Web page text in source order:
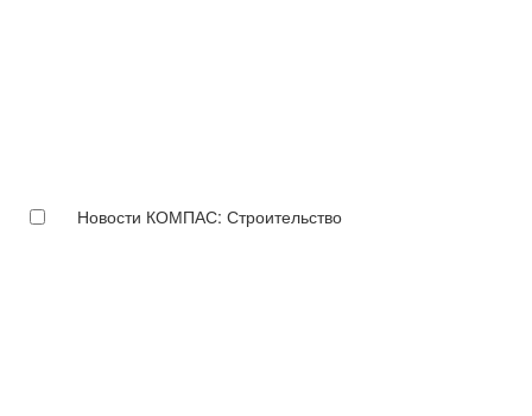
Новости КОМПАС: Строительство